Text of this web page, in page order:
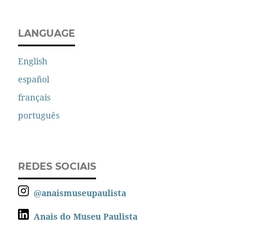
LANGUAGE
English
español
français
português
REDES SOCIAIS
@anaismuseupaulista
Anais do Museu Paulista